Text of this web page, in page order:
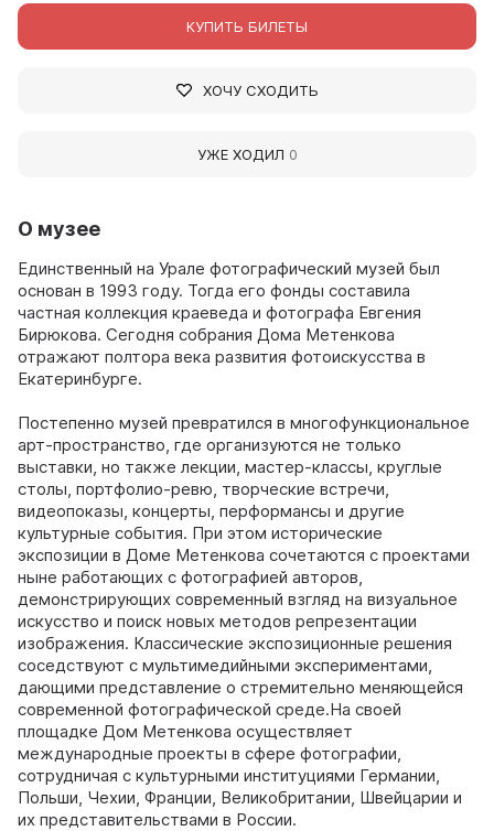
О музее
Единственный на Урале фотографический музей был
основан в 1993 году. Тогда его фонды составила
частная коллекция краеведа и фотографа Евгения
Бирюкова. Сегодня собрания Дома Метенкова
отражают полтора века развития фотоискусства в
Екатеринбурге.
Постепенно музей превратился в многофункциональное
арт-пространство, где организуются не только
выставки, но также лекции, мастер-классы, круглые
столы, портфолио-ревю, творческие встречи,
видеопоказы, концерты, перформансы и другие
культурные события. При этом исторические
экспозиции в Доме Метенкова сочетаются с проектами
ныне работающих с фотографией авторов,
демонстрирующих современный взгляд на визуальное
искусство и поиск новых методов репрезентации
изображения. Классические экспозиционные решения
соседствуют с мультимедийными экспериментами,
дающими представление о стремительно меняющейся
современной фотографической среде.На своей
площадке Дом Метенкова осуществляет
международные проекты в сфере фотографии,
сотрудничая с культурными институциями Германии,
Польши, Чехии, Франции, Великобритании, Швейцарии и
их представительствами в России.
КУПИТЬ БИЛЕТЫ
ХОЧУ СХОДИТЬ
УЖЕ ХОДИЛ 0